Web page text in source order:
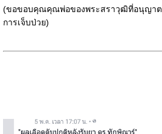
(ขอขอบคุณคุณพ่อของพระสราวุฒิที่อนุญาตใ
การเจ็บป่วย)